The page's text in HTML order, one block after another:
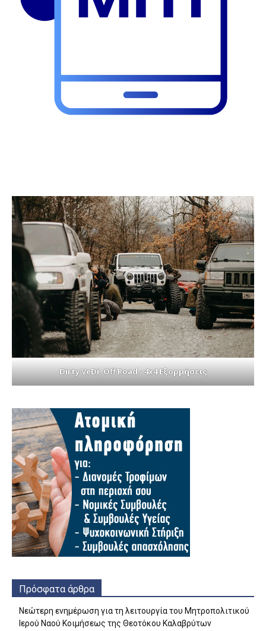
Dirty VeDi, Off Road - 4x4 Εξορμήσεις
Πρόσφατα άρθρα
Νεώτερη ενημέρωση για τη λειτουργία του Μητροπολιτικού
Ιερού Ναού Κοιμήσεως της Θεοτόκου Καλαβρύτων